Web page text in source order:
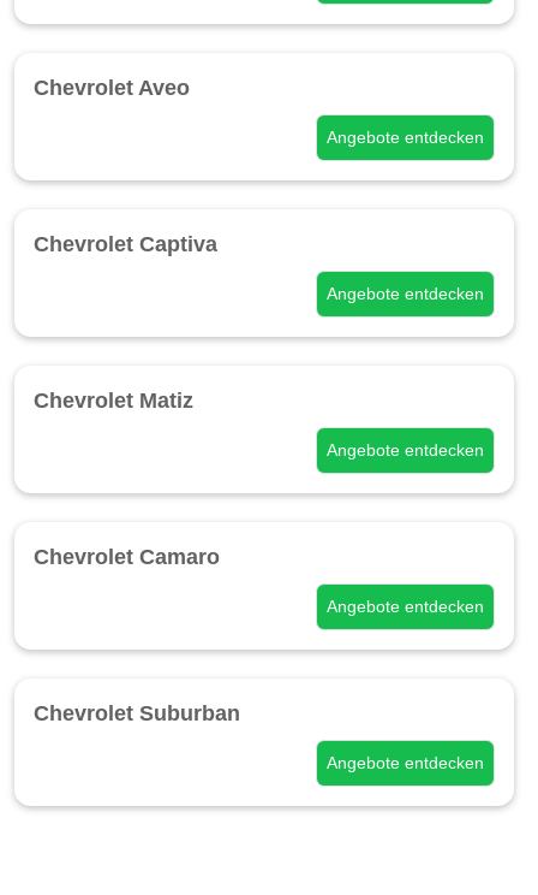
Chevrolet Aveo
Angebote entdecken
Chevrolet Captiva
Angebote entdecken
Chevrolet Matiz
Angebote entdecken
Chevrolet Camaro
Angebote entdecken
Chevrolet Suburban
Angebote entdecken